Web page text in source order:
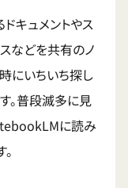
キュメントやス
などを共有のノ
にいちいち探し
。普段滅多に見
に読み